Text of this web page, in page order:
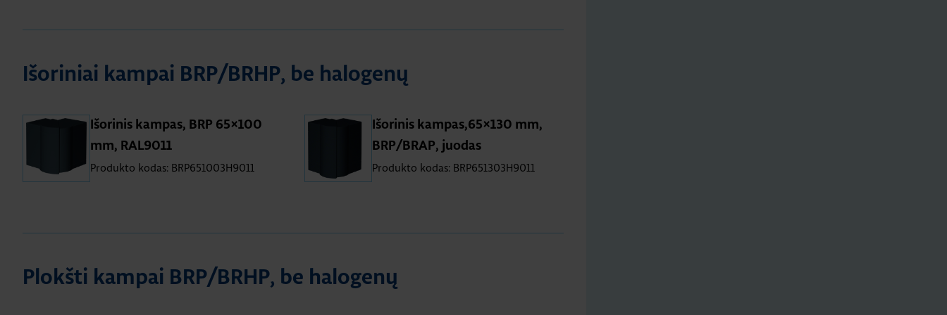
Išoriniai kampai BRP/BRHP, be halogenų
Išorinis kampas, BRP 65×100
mm, RAL9011
Produkto kodas: BRP651003H9011
Išorinis kampas,65×130 mm,
BRP/BRAP, juodas
Produkto kodas: BRP651303H9011
Plokšti kampai BRP/BRHP, be halogenų